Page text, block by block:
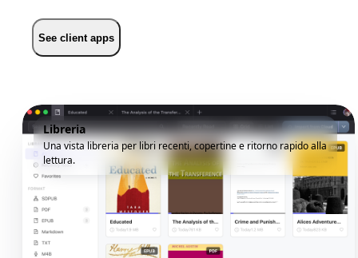
See client apps
Libreria
Una vista libreria per libri recenti, copertine e ritorno rapido alla
lettura.